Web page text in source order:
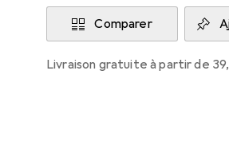
Comparer
Livraison gratuite à partir de